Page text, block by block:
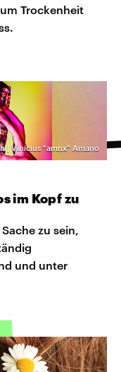
Trockenheit
| Vinicius "amnx" Amano
im Kopf zu
zu sein,
und unter